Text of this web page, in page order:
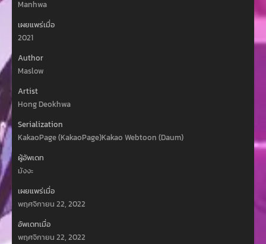
Manhwa
เผยแพร่เมื่อ
2021
Author
Maslow
Artist
Hong Deokhwa
Serialization
KakaoPage (KakaoPage)Kakao Webtoon (Daum)
ผู้อัพเดท
มังงะ
เผยแพร่เมื่อ
พฤศจิกายน 22, 2022
อัพเดทเมื่อ
พฤศจิกายน 22, 2022